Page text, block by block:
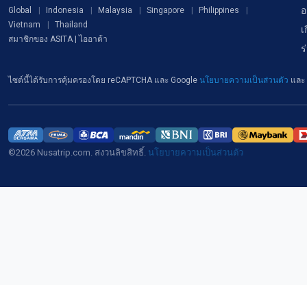
Global
Indonesia Malaysia Singapore
Philippines
Vietnam
Thailand
สมาชิกของ ASITA | ไออาต้า
ไซต์นี้ได้รับการคุ้มครองโดย reCAPTCHA และ Google นโยบายความเป็นส่วนตัว และ
©2026 Nusatrip.com. สงวนลิขสิทธิ์. นโยบายความเป็นส่วนตัว